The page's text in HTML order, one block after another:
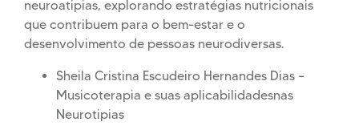
neuroatipias, explorando estratégias nutricionais
que contribuem para o bem-estar e o
desenvolvimento de pessoas neurodiversas.
Sheila Cristina Escudeiro Hernandes Dias –
Musicoterapia e suas aplicabilidadesnas
Neurotipias